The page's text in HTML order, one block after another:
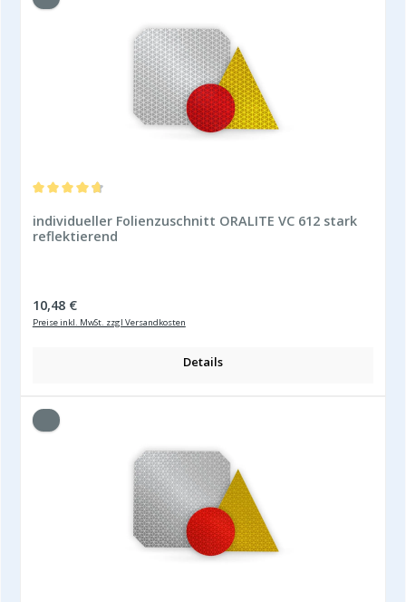
individueller Folienzuschnitt ORALITE VC 612 stark
reflektierend
Regulärer Preis:
10,48 €
Preise inkl. MwSt. zzgl Versandkosten
Details